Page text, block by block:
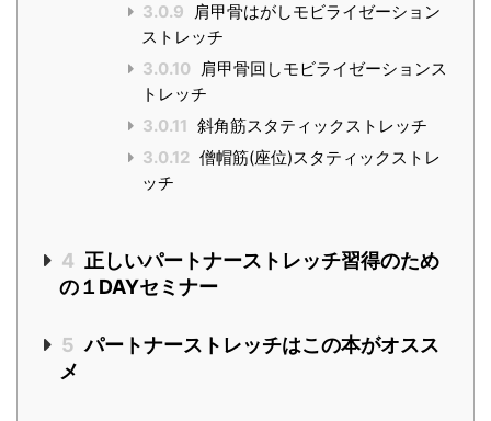
3.0.9 肩甲骨はがしモビライゼーション
ストレッチ
3.0.10 肩甲骨回しモビライゼーションス
トレッチ
3.0.11 斜角筋スタティックストレッチ
3.0.12 僧帽筋(座位)スタティックストレ
ッチ
4 正しいパートナーストレッチ習得のため
の１DAYセミナー
5 パートナーストレッチはこの本がオスス
メ